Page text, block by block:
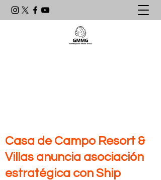
Casa de Campo Resort &
Villas anuncia asociación
estratégica con Ship